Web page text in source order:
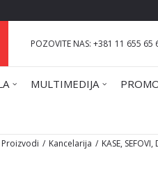
POZOVITE NAS: +381 11 655 65
MULTIMEDIJA
Proizvodi Kancelarija KASE, SEFOVI,